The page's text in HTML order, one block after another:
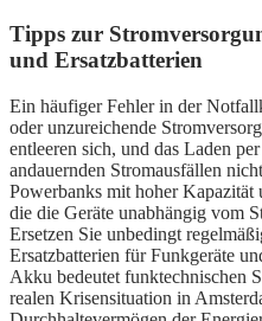
Tipps zur
und Ersatzbatterien
Ein häufiger Fehler in der
oder unzureichende
entleeren sich, und das Laden
andauernden Stromausfällen
Powerbanks mit hoher Kapazität
die die Geräte unabhängig vom
Ersetzen Sie unbedingt
Ersatzbatterien für Funkgeräte
Akku bedeutet funktechnischen
realen Krisensituation in